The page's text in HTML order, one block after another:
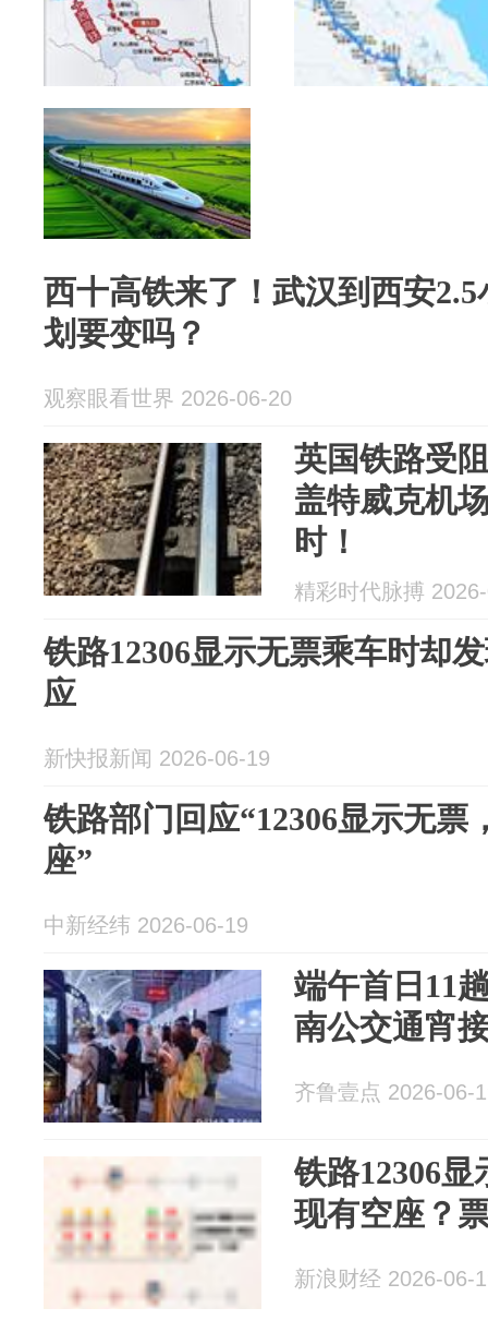
西十高铁来了！武汉到西安
划要变吗？
观察眼看世界 2026-06-20
英国铁路受
盖特威克机
时！
精彩时代脉搏
铁路12306显示无票乘车时却
应
新快报新闻 2026-06-19
铁路部门回应“12306显示无票
座”
中新经纬 2026-06-19
端午首日11
南公交通宵
齐鲁壹点 2026-06-
铁路12306
现有空座？
新浪财经 2026-06-